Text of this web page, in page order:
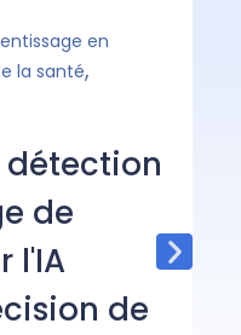
en
la santé,
détection
de
l'IA
de